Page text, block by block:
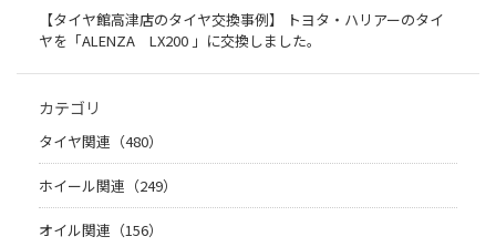
【タイヤ館高津店のタイヤ交換事例】 トヨタ・ハリアーのタイ
ヤを「ALENZA LX200 」に交換しました。
カテゴリ
タイヤ関連（480）
ホイール関連（249）
オイル関連（156）